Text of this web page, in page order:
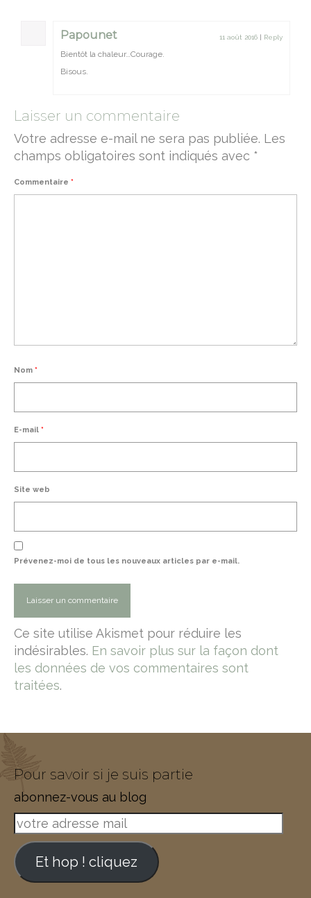
Papounet 11 août 2016 | Reply
Bientôt la chaleur…Courage.
Bisous.
Laisser un commentaire
Votre adresse e-mail ne sera pas publiée. Les
champs obligatoires sont indiqués avec *
Commentaire *
Nom *
E-mail *
Site web
Prévenez-moi de tous les nouveaux articles par e-mail.
Ce site utilise Akismet pour réduire les
indésirables. En savoir plus sur la façon dont
les données de vos commentaires sont
traitées.
Pour savoir si je suis partie
abonnez-vous au blog
votre
adresse
mailEt hop ! cliquez